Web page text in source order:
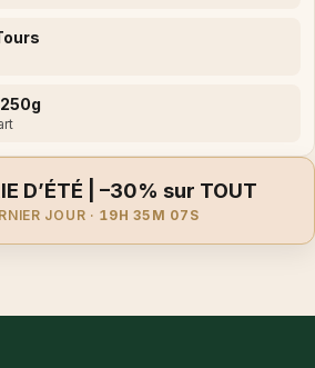
D’ÉTÉ | –30% sur TOUT
JOUR · 19H 35M 07S